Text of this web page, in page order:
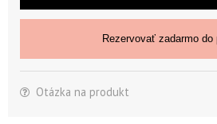
Rezervovať zadarmo do
Otázka na produkt